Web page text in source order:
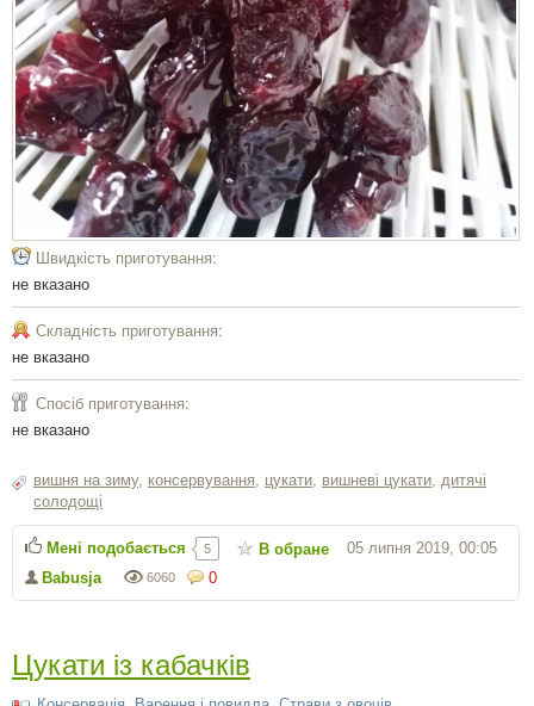
Швидкість приготування:
не вказано
Складність приготування:
не вказано
Спосіб приготування:
не вказано
вишня на зиму, консервування цукати вишневі цукати дитячі
солодощі
0
6060
Babusja
05 липня 2019, 00:05
Мені подобається 5 В обране
Цукати із кабачків